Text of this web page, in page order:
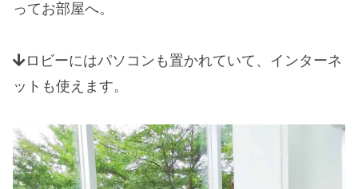
ってお部屋へ。
ロビーにはパソコンも置かれていて、インターネ
ットも使えます。